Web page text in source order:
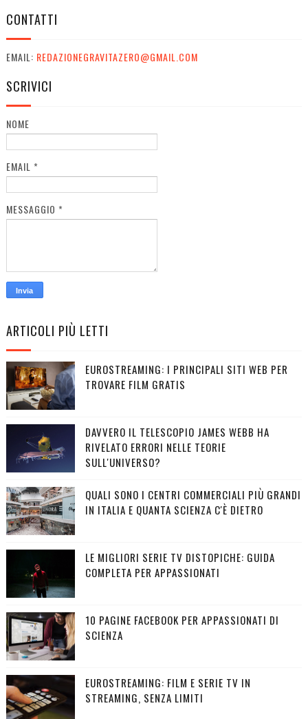
CONTATTI
EMAIL: REDAZIONEGRAVITAZERO@GMAIL.COM
SCRIVICI
NOME
EMAIL *
MESSAGGIO *
ARTICOLI PIÙ LETTI
EUROSTREAMING: I PRINCIPALI SITI WEB PER
TROVARE FILM GRATIS
DAVVERO IL TELESCOPIO JAMES WEBB HA
RIVELATO ERRORI NELLE TEORIE
SULL'UNIVERSO?
QUALI SONO I CENTRI COMMERCIALI PIÙ GRANDI
IN ITALIA E QUANTA SCIENZA C'È DIETRO
LE MIGLIORI SERIE TV DISTOPICHE: GUIDA
COMPLETA PER APPASSIONATI
10 PAGINE FACEBOOK PER APPASSIONATI DI
SCIENZA
EUROSTREAMING: FILM E SERIE TV IN
STREAMING, SENZA LIMITI